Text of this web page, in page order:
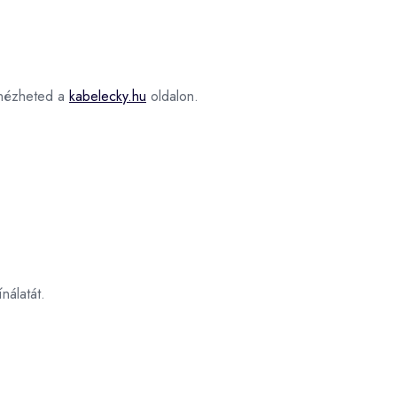
a kabelecky.hu oldalon.